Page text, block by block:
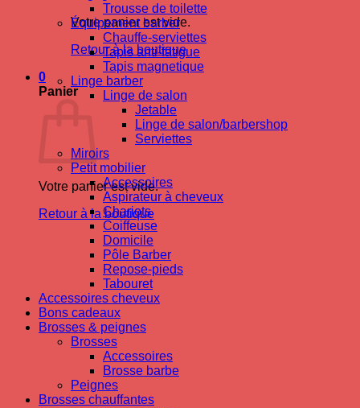
Votre panier est vide.
Retour à la boutique
0
Panier
Votre panier est vide.
Retour à la boutique
Trousse de toilette
Équipement barber
Chauffe-serviettes
Tapis anti-fatigue
Tapis magnetique
Linge barber
Linge de salon
Jetable
Linge de salon/barbershop
Serviettes
Miroirs
Petit mobilier
Accessoires
Aspirateur à cheveux
Chariots
Coiffeuse
Domicile
Pôle Barber
Repose-pieds
Tabouret
Accessoires cheveux
Bons cadeaux
Brosses & peignes
Brosses
Accessoires
Brosse barbe
Peignes
Brosses chauffantes